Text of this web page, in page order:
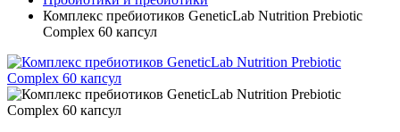
Комплекс пребиотиков GeneticLab Nutrition Prebiotic
Complex 60 капсул